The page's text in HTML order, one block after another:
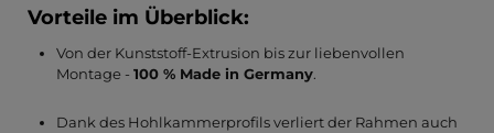
Vorteile im Überblick:
Von der Kunststoff-Extrusion bis zur liebenvollen
Montage - 100 % Made in Germany.
Dank des Hohlkammerprofils verliert der Rahmen auch